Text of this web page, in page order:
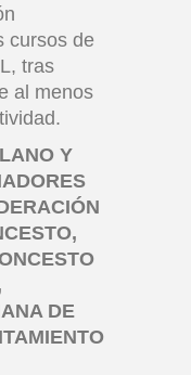
cursos de
tras
al menos
Y
DE